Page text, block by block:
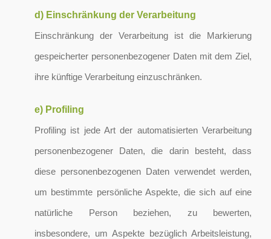
d) Einschränkung der Verarbeitung
Einschränkung der Verarbeitung ist die Markierung
gespeicherter personenbezogener Daten mit dem Ziel,
ihre künftige Verarbeitung einzuschränken.
e) Profiling
Profiling ist jede Art der automatisierten Verarbeitung
personenbezogener Daten, die darin besteht, dass
diese personenbezogenen Daten verwendet werden,
um bestimmte persönliche Aspekte, die sich auf eine
natürliche Person beziehen, zu bewerten,
insbesondere, um Aspekte bezüglich Arbeitsleistung,